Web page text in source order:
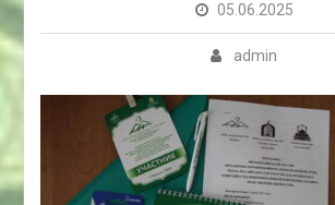
05.06.2025
admin